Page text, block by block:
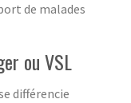
de malades
ou VSL
différencie